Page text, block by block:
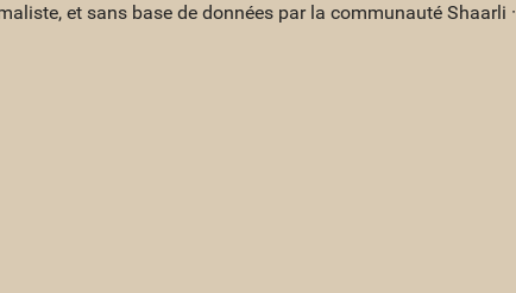
et sans base de données par la communauté Shaarli ·